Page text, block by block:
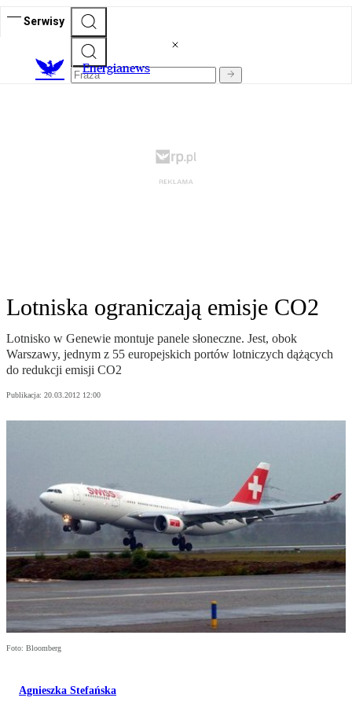
Serwisy
Energianews
Lotniska ograniczają emisje CO2
Lotnisko w Genewie montuje panele słoneczne. Jest, obok
Warszawy, jednym z 55 europejskich portów lotniczych dążących
do redukcji emisji CO2
Publikacja: 20.03.2012 12:00
Foto: Bloomberg
Agnieszka Stefańska